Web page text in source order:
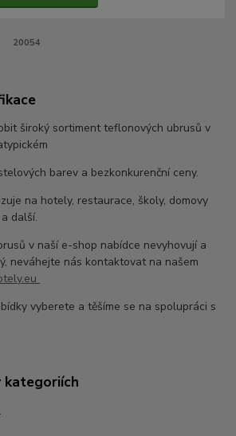
20054
široký sortiment teflonových ubrusů v
barev a bezkonkurenční ceny.
na hotely, restaurace, školy, domovy
další.
v naší e-shop nabídce nevyhovují a
neváhejte nás kontaktovat na našem
vyberete a těšíme se na spolupráci s
kategoriích